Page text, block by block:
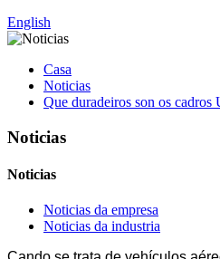
English
Casa
Noticias
Que duradeiros son os
Noticias
Noticias
Noticias da empresa
Noticias da industria